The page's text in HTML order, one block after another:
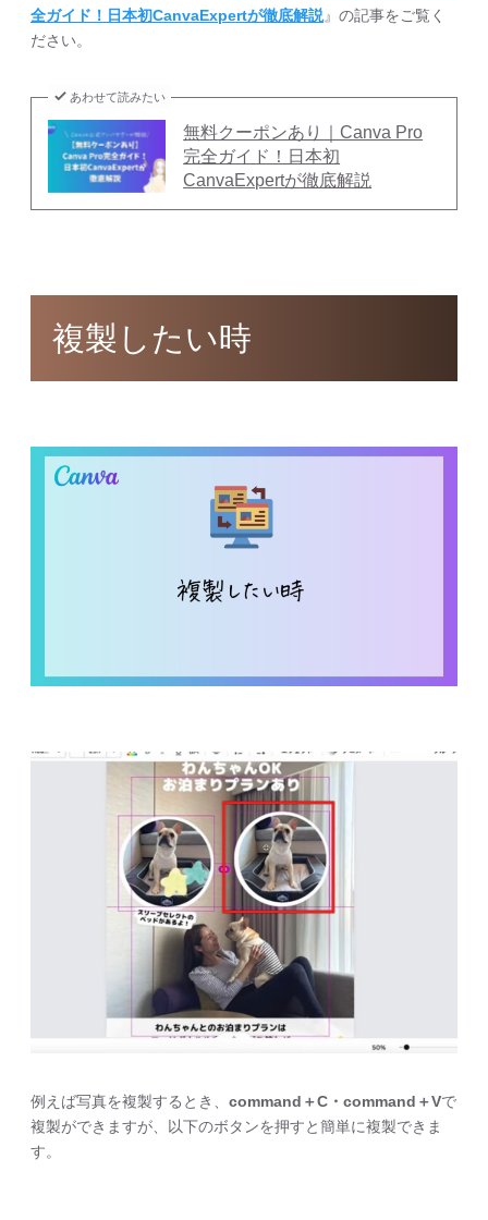
全ガイド！日本初CanvaExpertが徹底解説』の記事をご覧く
ださい。
あわせて読みたい
無料クーポンあり｜Canva Pro
完全ガイド！日本初
CanvaExpertが徹底解説
複製したい時
例えば写真を複製するとき、 command＋C・command＋Vで
複製ができますが、以下のボタンを押すと簡単に複製できま
す。